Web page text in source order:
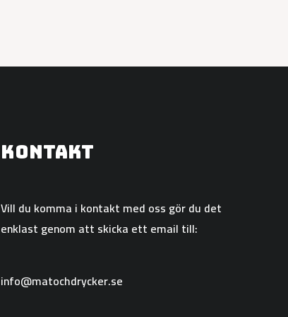
Kontakt
Vill du komma i kontakt med oss gör du det
enklast genom att skicka ett email till:
info@matochdrycker.se